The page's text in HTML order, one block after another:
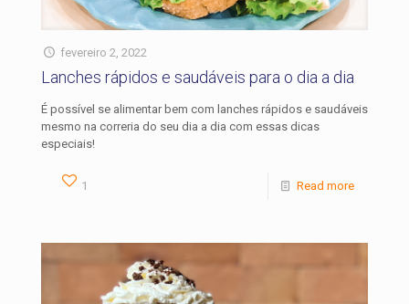
fevereiro 2, 2022
Lanches rápidos e saudáveis para o dia a dia
É possível se alimentar bem com lanches rápidos e saudáveis
mesmo na correria do seu dia a dia com essas dicas
especiais!
1 Read more